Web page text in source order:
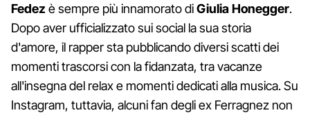
Fedez è sempre più innamorato diGiuliaHonegger.
Dopo aver ufficializzato sui social la sua storia
d'amore, il rapper sta pubblicando diversi scatti dei
momenti trascorsi con la fidanzata, tra vacanze
all'insegna del relax e momenti dedicati alla musica. Su
Instagram, tuttavia, alcuni fan degli ex Ferragnez non